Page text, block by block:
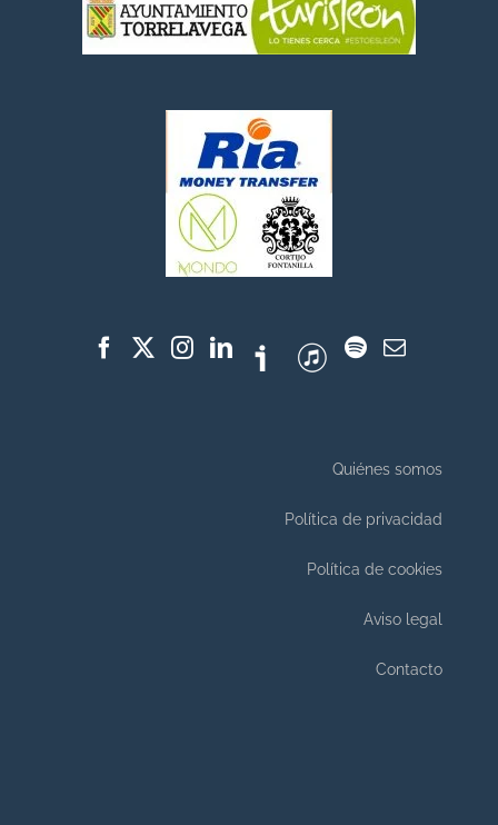
Quiénes somos
Política de privacidad
Política de cookies
Aviso legal
Contacto